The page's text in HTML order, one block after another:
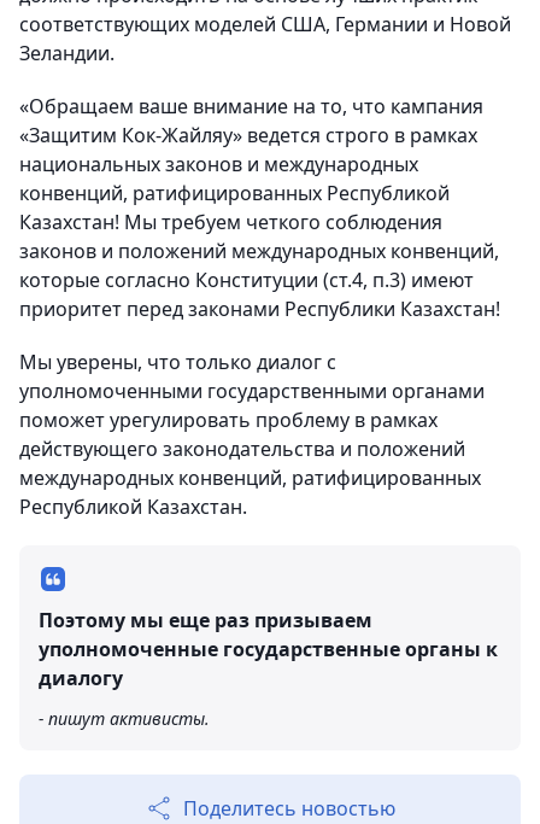
соответствующих моделей США, Германии и Новой
Зеландии.
«Обращаем ваше внимание на то, что кампания
«Защитим Кок-Жайляу» ведется строго в рамках
национальных законов и международных
конвенций, ратифицированных Республикой
Казахстан! Мы требуем четкого соблюдения
законов и положений международных конвенций,
которые согласно Конституции (ст.4, п.3) имеют
приоритет перед законами Республики Казахстан!
Мы уверены, что только диалог с
уполномоченными государственными органами
поможет урегулировать проблему в рамках
действующего законодательства и положений
международных конвенций, ратифицированных
Республикой Казахстан.
Поэтому мы еще раз призываем
уполномоченные государственные органы к
диалогу
- пишут активисты.
Поделитесь новостью